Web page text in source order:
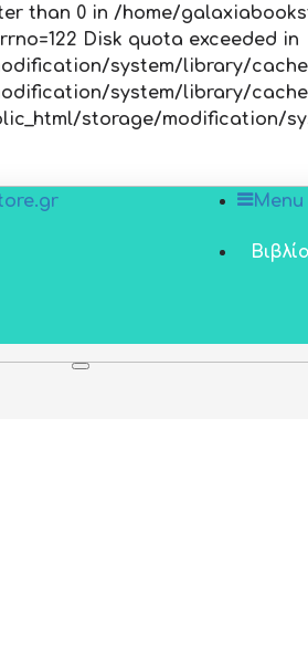
than 0 in /home/
Disk quota exceeded in
system/library/
system/library/
storage/modification/
Menu